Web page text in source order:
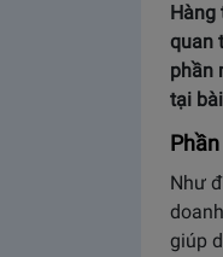
Hàng
quan
phần
tại
Như
giúp